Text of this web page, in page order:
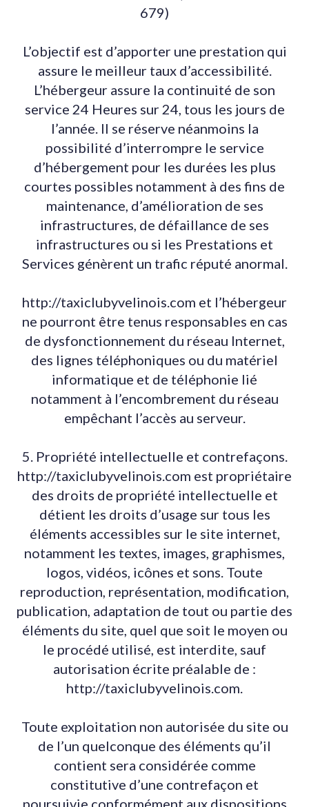
679)
L’objectif est d’apporter une prestation qui
assure le meilleur taux d’accessibilité.
L’hébergeur assure la continuité de son
service 24 Heures sur 24, tous les jours de
l’année. Il se réserve néanmoins la
possibilité d’interrompre le service
d’hébergement pour les durées les plus
courtes possibles notamment à des fins de
maintenance, d’amélioration de ses
infrastructures, de défaillance de ses
infrastructures ou si les Prestations et
Services génèrent un trafic réputé anormal.
http://taxiclubyvelinois.com et l’hébergeur
ne pourront être tenus responsables en cas
de dysfonctionnement du réseau Internet,
des lignes téléphoniques ou du matériel
informatique et de téléphonie lié
notamment à l’encombrement du réseau
empêchant l’accès au serveur.
5. Propriété intellectuelle et contrefaçons.
http://taxiclubyvelinois.com est propriétaire
des droits de propriété intellectuelle et
détient les droits d’usage sur tous les
éléments accessibles sur le site internet,
notamment les textes, images, graphismes,
logos, vidéos, icônes et sons. Toute
reproduction, représentation, modification,
publication, adaptation de tout ou partie des
éléments du site, quel que soit le moyen ou
le procédé utilisé, est interdite, sauf
autorisation écrite préalable de :
http://taxiclubyvelinois.com.
Toute exploitation non autorisée du site ou
de l’un quelconque des éléments qu’il
contient sera considérée comme
constitutive d’une contrefaçon et
poursuivie conformément aux dispositions